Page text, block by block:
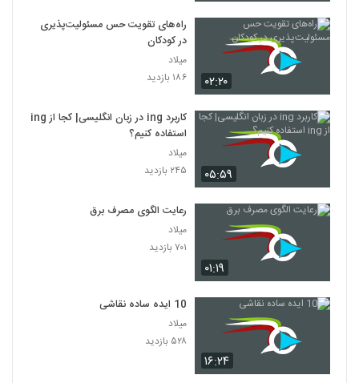
۰۲:۲۰
راه‌های تقویت حس مسئولیت‌پذیری
در کودکان
میلاد
۱۸۶ بازدید
۰۵:۵۹
کاربرد ing در زبان انگلیسی| کجا از ing
استفاده کنیم؟
میلاد
۲۴۵ بازدید
۰۱:۱۹
رعایت الگوی مصرف برق
میلاد
۷۰۱ بازدید
۱۶:۲۴
10 ایده ساده نقاشی
میلاد
۵۲۸ بازدید